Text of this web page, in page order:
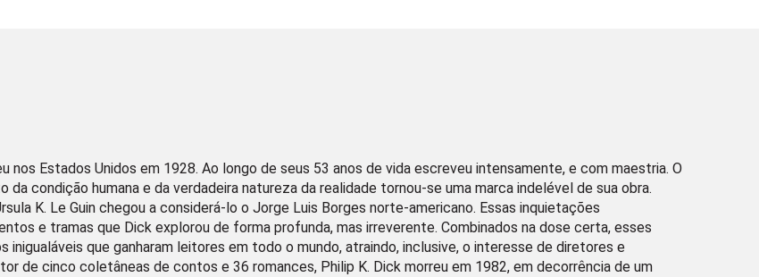
nos Estados Unidos em 1928. Ao longo de seus 53 anos de vida escreveu intensamente, e com maestria. O
da condição humana e da verdadeira natureza da realidade tornou-se uma marca indelével de sua obra.
K. Le Guin chegou a considerá-lo o Jorge Luis Borges norte-americano. Essas inquietações
e tramas que Dick explorou de forma profunda, mas irreverente. Combinados na dose certa, esses
inigualáveis que ganharam leitores em todo o mundo, atraindo, inclusive, o interesse de diretores e
de cinco coletâneas de contos e 36 romances, Philip K. Dick morreu em 1982, em decorrência de um